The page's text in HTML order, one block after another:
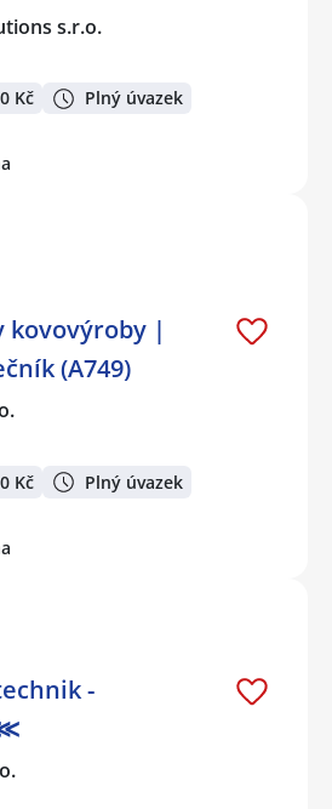
s.r.o.
Kč Plný úvazek
kovovýroby |
(A749)
Kč Plný úvazek
-